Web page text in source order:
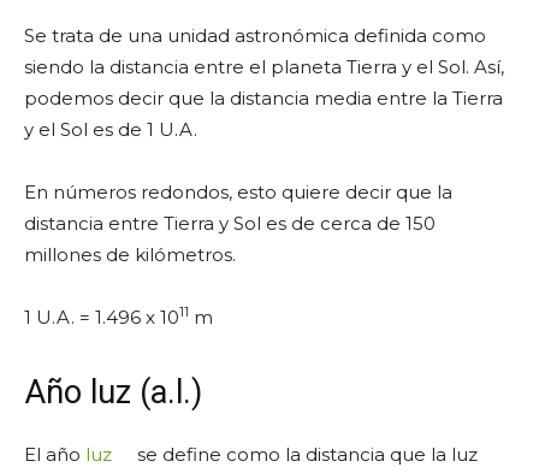
Se trata de una unidad astronómica definida como
siendo la distancia entre el planeta Tierra y el Sol. Así,
podemos decir que la distancia media entre la Tierra
y el Sol es de 1 U.A.
En números redondos, esto quiere decir que la
distancia entre Tierra y Sol es de cerca de 150
millones de kilómetros.
1 U.A. = 1.496 x 1011 m
Año luz (a.l.)
El año luz
se define como la distancia que la luz